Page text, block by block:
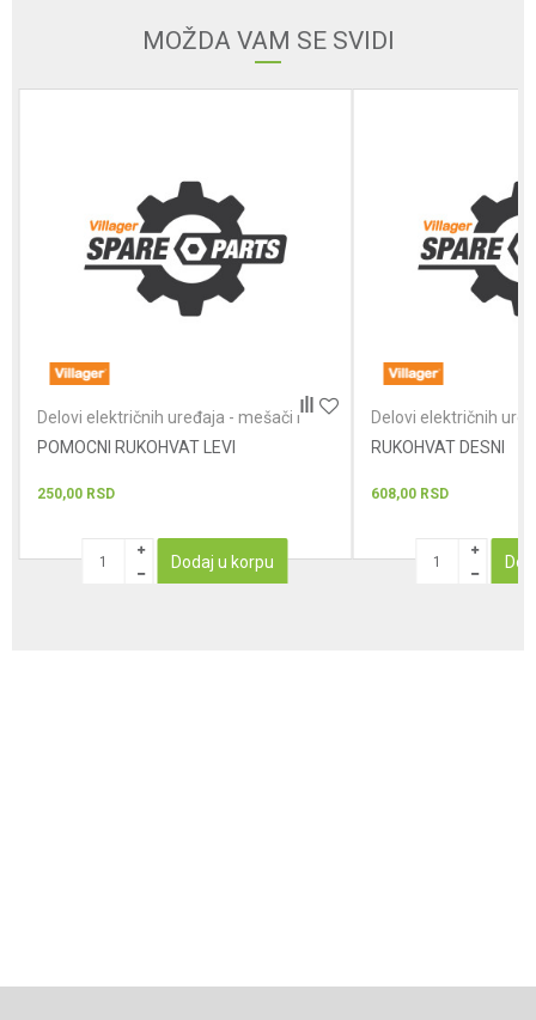
POŠALJI
MOŽDA VAM SE SVIDI
Delovi električnih uređaja - mešači i
POMOCNI RUKOHVAT LEVI
250,00 RSD
Dodaj u korpu
Delovi električnih
RUKOHVAT DESNI
608,00 RSD